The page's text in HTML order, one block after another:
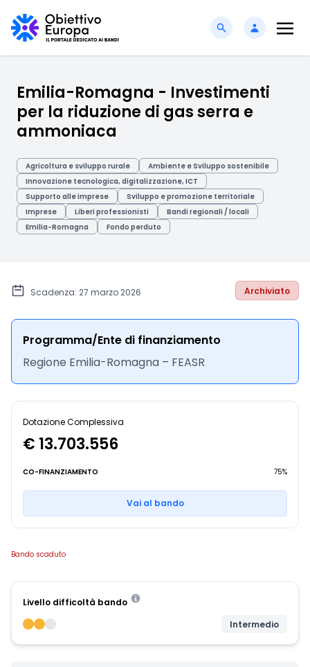
Emilia-Romagna - Investimenti
per la riduzione di gas serra e
ammoniaca
Agricoltura e sviluppo rurale
Ambiente e Sviluppo sostenibile
Innovazione tecnologica, digitalizzazione, ICT
Supporto alle imprese
Sviluppo e promozione territoriale
Imprese
Liberi professionisti
Bandi regionali / locali
Emilia-Romagna
Fondo perduto
Scadenza: 27 marzo 2026 Archiviato
Programma/Ente di finanziamento
Regione Emilia-Romagna – FEASR
Dotazione Complessiva
€ 13.703.556
CO-FINANZIAMENTO 75%
Vai al bando
Bando scaduto
Livello difficoltà bando
Intermedio